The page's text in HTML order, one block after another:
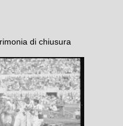
di chiusura